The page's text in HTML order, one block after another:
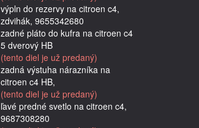
výpln do rezervy na citroen c4,
zdvihák, 9655342680
zadné pláto do kufra na citroen c4
5 dverový HB
(tento diel je už predaný)
zadná výstuha nárazníka na
citroen c4 HB,
(tento diel je už predaný)
ľavé predné svetlo na citroen c4,
9687308280